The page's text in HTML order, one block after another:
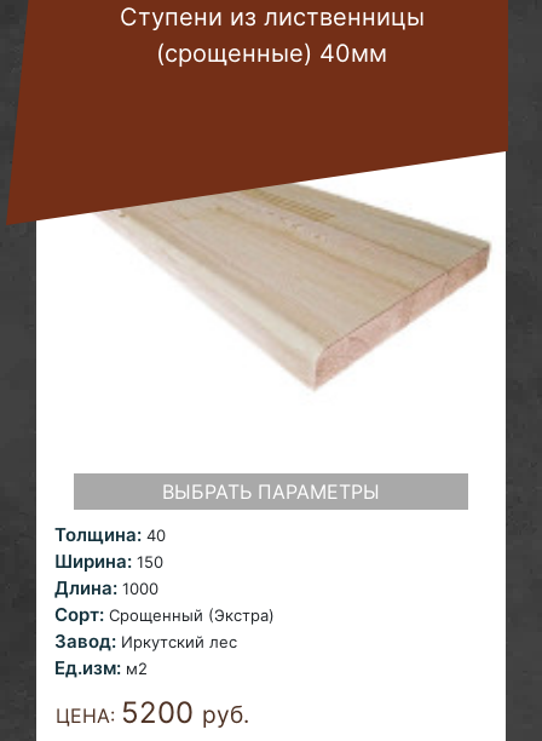
Ступени из лиственницы
(срощенные) 40мм
ВЫБРАТЬ ПАРАМЕТРЫ
Толщина: 40
Ширина: 150
Длина: 1000
Сорт: Срощенный (Экстра)
Завод: Иркутский лес
Ед.изм: м2
ЦЕНА: 5200 руб.